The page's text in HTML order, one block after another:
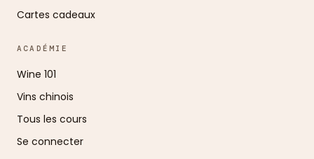
Cartes cadeaux
ACADÉMIE
Wine 101
Vins chinois
Tous les cours
Se connecter